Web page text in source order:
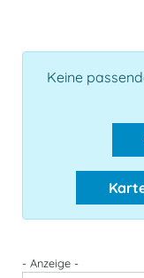
Keine
- Anzeige -